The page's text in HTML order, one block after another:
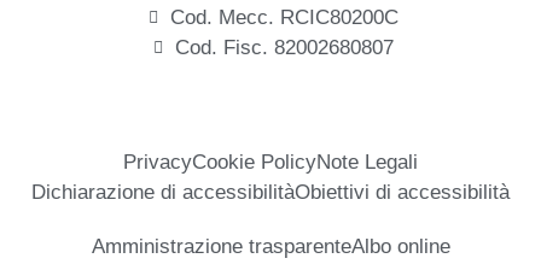
Cod. Mecc. RCIC80200C
Cod. Fisc. 82002680807
PrivacyCookie PolicyNote Legali
Dichiarazione di accessibilitàObiettivi di accessibilità
Amministrazione trasparenteAlbo online